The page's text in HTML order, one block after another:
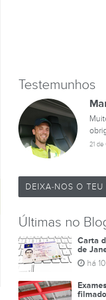
Testemunhos
21
DEIXA-NOS O TEU
Últimas no
Carta
de
há